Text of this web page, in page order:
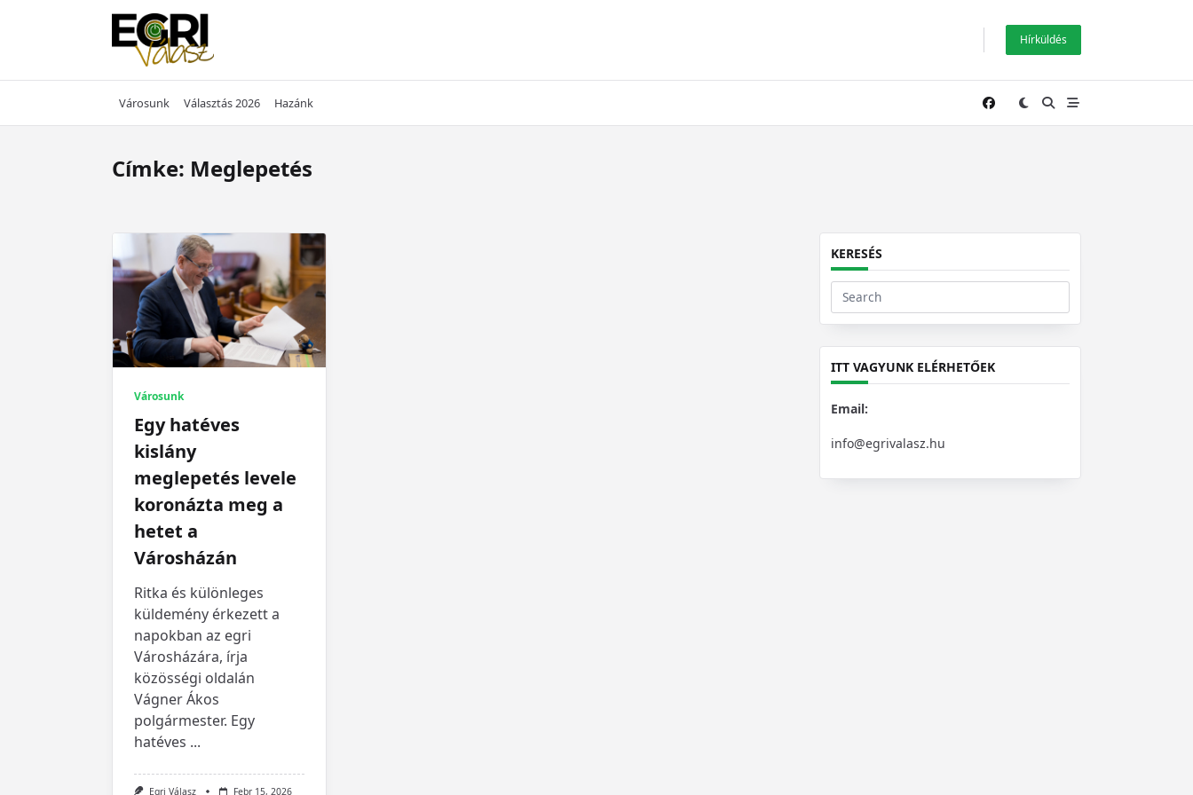
Hírküldés
Városunk Választás 2026 Hazánk
Címke: Meglepetés
Városunk
Egy hatéves
kislány
meglepetés levele
koronázta meg a
hetet a
Városházán
Ritka és különleges
küldemény érkezett a
napokban az egri
Városházára, írja
közösségi oldalán
Vágner Ákos
polgármester. Egy
hatéves ...
Egri Válasz Febr 15, 2026
KERESÉS
Search
for:
ITT VAGYUNK ELÉRHETŐEK
Email:
info@egrivalasz.hu